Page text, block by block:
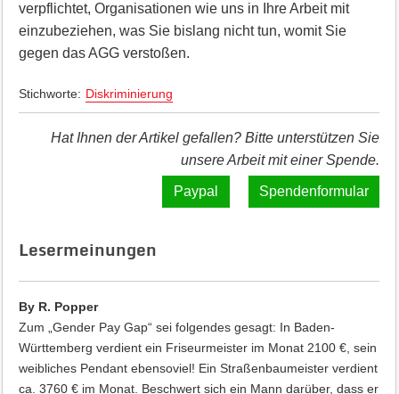
verpflichtet, Organisationen wie uns in Ihre Arbeit mit
einzubeziehen, was Sie bislang nicht tun, womit Sie
gegen das AGG verstoßen.
Stichworte: Diskriminierung
Hat Ihnen der Artikel gefallen? Bitte unterstützen Sie
unsere Arbeit mit einer Spende.
Spendenformular
Lesermeinungen
By R. Popper
Zum „Gender Pay Gap“ sei folgendes gesagt: In Baden-
Württemberg verdient ein Friseurmeister im Monat 2100 €, sein
weibliches Pendant ebensoviel! Ein Straßenbaumeister verdient
ca. 3760 € im Monat. Beschwert sich ein Mann darüber, dass er